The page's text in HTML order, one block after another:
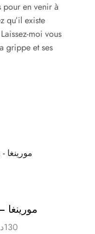
pour en venir à
qu’il existe
moi vous
grippe et ses
Moringa – مورينغا
130